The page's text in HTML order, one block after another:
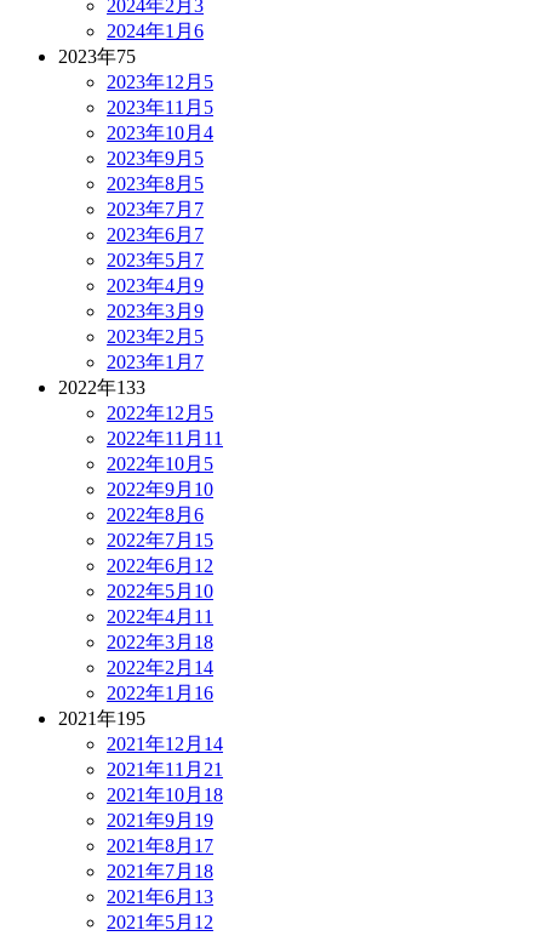
2024年2月 3
2024年1月 6
2023年75
2023年12月 5
2023年11月 5
2023年10月 4
2023年9月 5
2023年8月 5
2023年7月 7
2023年6月 7
2023年5月 7
2023年4月 9
2023年3月 9
2023年2月 5
2023年1月 7
2022年133
2022年12月 5
2022年11月 11
2022年10月 5
2022年9月 10
2022年8月 6
2022年7月 15
2022年6月 12
2022年5月 10
2022年4月 11
2022年3月 18
2022年2月 14
2022年1月 16
2021年195
2021年12月 14
2021年11月 21
2021年10月 18
2021年9月 19
2021年8月 17
2021年7月 18
2021年6月 13
2021年5月 12